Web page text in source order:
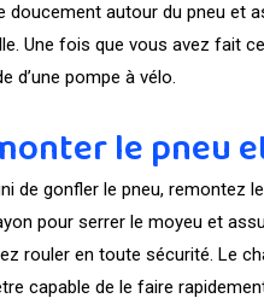
doucement autour du pneu et
Une fois que vous avez fait
d’une pompe à vélo.
le pneu
de gonfler le pneu, remontez
pour serrer le moyeu et
rouler en toute sécurité. Le
capable de le faire